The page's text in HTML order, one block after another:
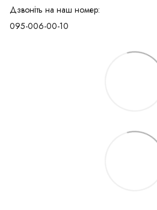
Дзвоніть на наш номер:
095-006-00-10